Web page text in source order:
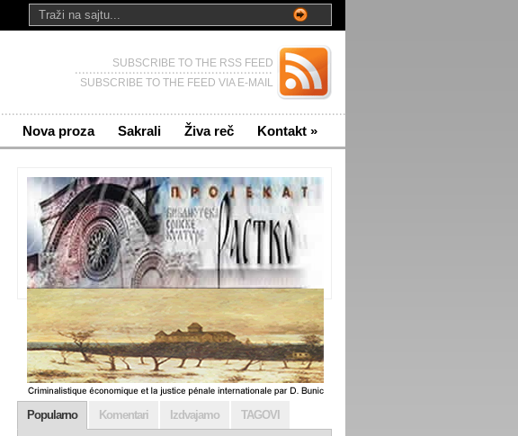
SUBSCRIBE TO THE RSS FEED
SUBSCRIBE TO THE FEED VIA E-MAIL
Nova proza Sakrali Živa reč Kontakt »
Popularno Komentari Izdvajamo TAGOVI